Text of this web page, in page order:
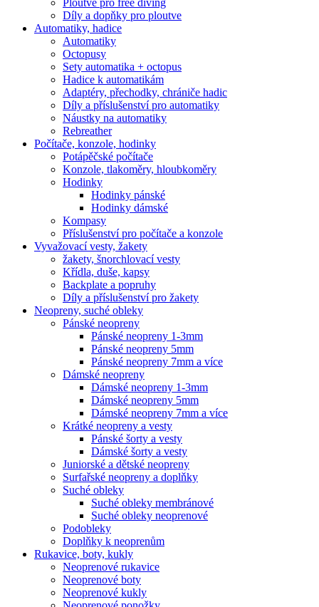
Díly a dopňky pro ploutve
Automatiky, hadice
Automatiky
Octopusy
Sety automatika + octopus
Hadice k automatikám
Adaptéry, přechodky, chrániče hadic
Díly a příslušenství pro automatiky
Náustky na automatiky
Rebreather
Počítače, konzole, hodinky
Potápěčské počítače
Konzole, tlakoměry, hloubkoměry
Hodinky
Hodinky pánské
Hodinky dámské
Kompasy
Příslušenství pro počítače a konzole
Vyvažovací vesty, žakety
žakety, šnorchlovací vesty
Křídla, duše, kapsy
Backplate a popruhy
Díly a příslušenství pro žakety
Neopreny, suché obleky
Pánské neopreny
Pánské neopreny 1-3mm
Pánské neopreny 5mm
Pánské neopreny 7mm a více
Dámské neopreny
Dámské neopreny 1-3mm
Dámské neopreny 5mm
Dámské neopreny 7mm a více
Krátké neopreny a vesty
Pánské šorty a vesty
Dámské šorty a vesty
Juniorské a dětské neopreny
Surfařské neopreny a doplňky
Suché obleky
Suché obleky membránové
Suché obleky neoprenové
Podobleky
Doplňky k neoprenům
Rukavice, boty, kukly
Neoprenové rukavice
Neoprenové boty
Neoprenové kukly